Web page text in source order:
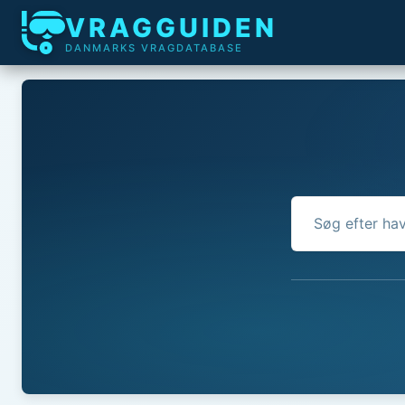
VRAGGUIDEN
DANMARKS VRAGDATABASE